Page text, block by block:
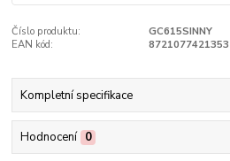
Číslo produktu:
GC615SINNY
EAN kód:
8721077421353
Kompletní specifikace
Hodnocení 0